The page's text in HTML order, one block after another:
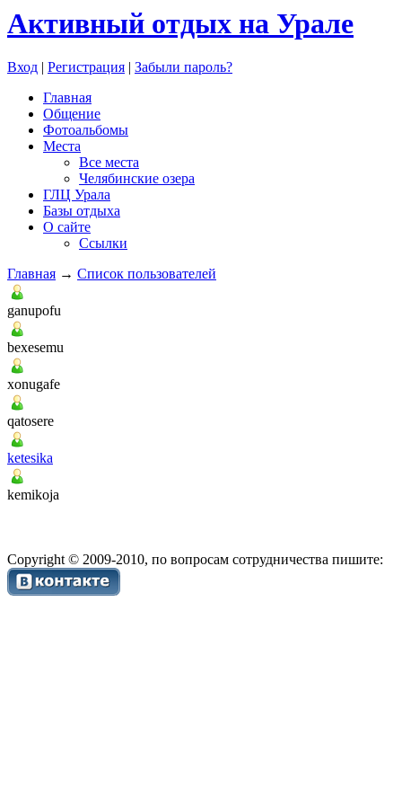
Активный отдых на Урале
Вход | Регистрация | Забыли пароль?
Главная
Общение
Фотоальбомы
Места
Все места
Челябинские озера
ГЛЦ Урала
Базы отдыха
О сайте
Ссылки
Главная → Список пользователей
ganupofu
bexesemu
xonugafe
qatosere
ketesika
kemikoja
Copyright © 2009-2010, по вопросам сотрудничества пишите: